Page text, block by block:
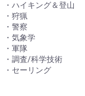
・ハイキング＆登山
・狩猟
・警察
・気象学
・軍隊
・調査/科学技術
・セーリング